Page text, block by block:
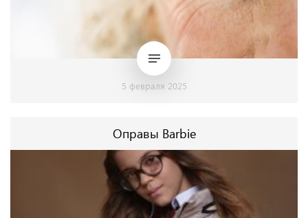
5 февраля 2025
Оправы Barbie